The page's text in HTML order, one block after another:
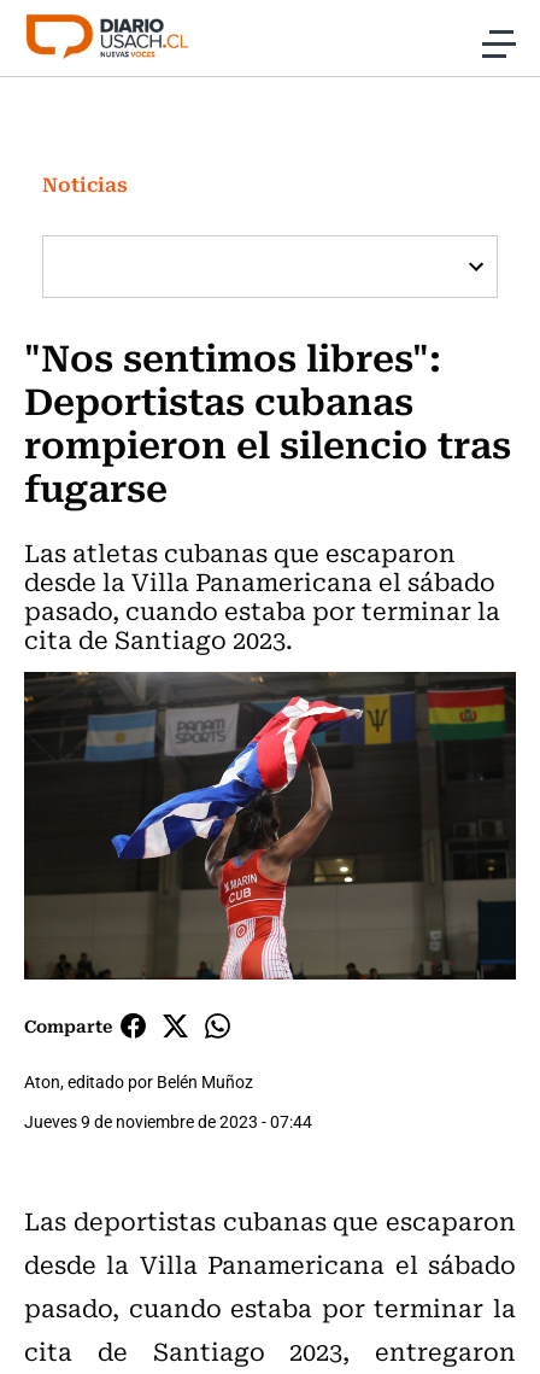
Click acá para ir directamente al contenido
Investigación
Cultura
Programas Radio y TV Usach
Noticias
"Nos sentimos libres":
Deportistas cubanas
rompieron el silencio tras
fugarse
Las atletas cubanas que escaparon
desde la Villa Panamericana el sábado
pasado, cuando estaba por terminar la
cita de Santiago 2023.
Comparte
Aton, editado por Belén Muñoz
Jueves 9 de noviembre de 2023 - 07:44
Las deportistas cubanas que escaparon
desde la Villa Panamericana el sábado
pasado, cuando estaba por terminar la
cita de Santiago 2023, entregaron